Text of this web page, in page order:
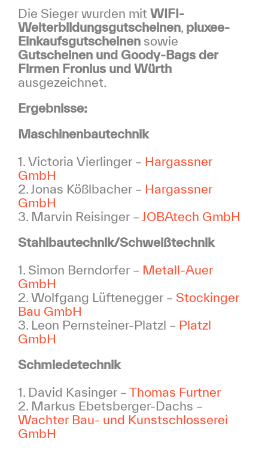
Die Sieger wurden mit WIFI-
Weiterbildungsgutscheinen pluxee-
Einkaufsgutscheinen sowie
Gutscheinen und Goody-Bags der
Firmen Fronius und Würth
ausgezeichnet.
Ergebnisse:
Maschinenbautechnik
1. Victoria Vierlinger – Hargassner
GmbH
2. Jonas Kößlbacher – Hargassner
GmbH
3. Marvin Reisinger – JOBAtech GmbH
Stahlbautechnik/Schweißtechnik
1. Simon Berndorfer – Metall-Auer
GmbH
2. Wolfgang Lüftenegger – Stockinger
Bau GmbH
3. Leon Pernsteiner-Platzl – Platzl
GmbH
Schmiedetechnik
1. David Kasinger – Thomas Furtner
2. Markus Ebetsberger-Dachs –
Wachter Bau- und Kunstschlosserei
GmbH